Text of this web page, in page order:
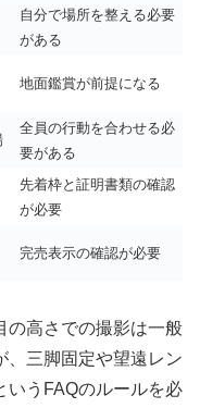
自分で場所を整える必要
がある
地面鑑賞が前提になる
全員の行動を合わせる必
要がある
先着枠と証明書類の確認
が必要
完売表示の確認が必要
の高さでの撮影は一般
、三脚固定や望遠レン
いうFAQのルールを必